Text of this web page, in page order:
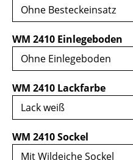
WM 2410 Einlegeboden
WM 2410 Lackfarbe
WM 2410 Sockel